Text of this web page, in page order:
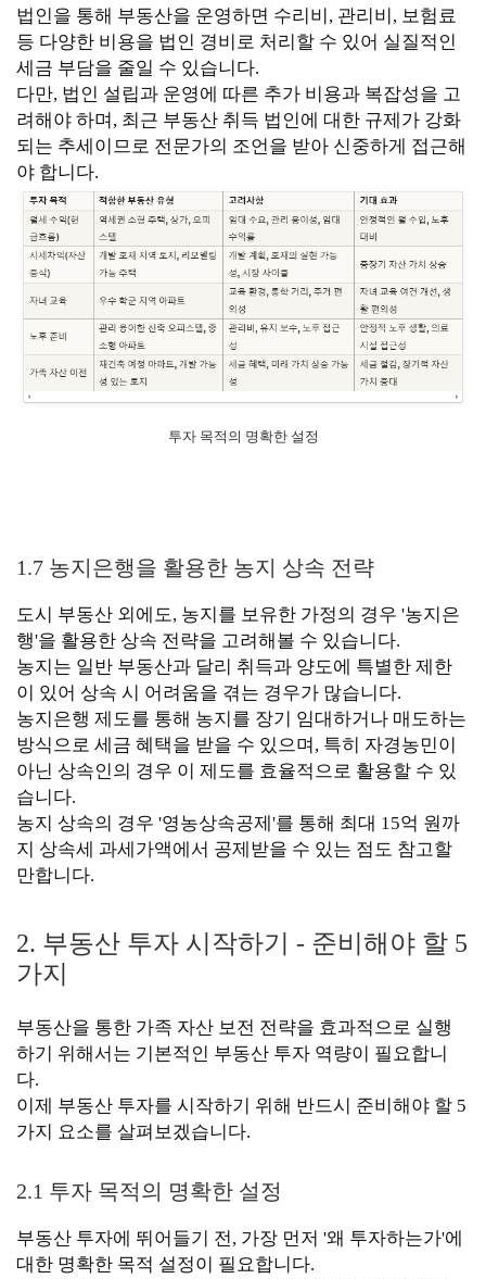
법인을 통해 부동산을 운영하면 수리비, 관리비, 보험료
등 다양한 비용을 법인 경비로 처리할 수 있어 실질적인
세금 부담을 줄일 수 있습니다.
다만, 법인 설립과 운영에 따른 추가 비용과 복잡성을 고
려해야 하며, 최근 부동산 취득 법인에 대한 규제가 강화
되는 추세이므로 전문가의 조언을 받아 신중하게 접근해
야 합니다.
투자 목적의 명확한 설정
1.7 농지은행을 활용한 농지 상속 전략
도시 부동산 외에도, 농지를 보유한 가정의 경우 '농지은
행'을 활용한 상속 전략을 고려해볼 수 있습니다.
농지는 일반 부동산과 달리 취득과 양도에 특별한 제한
이 있어 상속 시 어려움을 겪는 경우가 많습니다.
농지은행 제도를 통해 농지를 장기 임대하거나 매도하는
방식으로 세금 혜택을 받을 수 있으며, 특히 자경농민이
아닌 상속인의 경우 이 제도를 효율적으로 활용할 수 있
습니다.
농지 상속의 경우 '영농상속공제'를 통해 최대 15억 원까
지 상속세 과세가액에서 공제받을 수 있는 점도 참고할
만합니다.
2. 부동산 투자 시작하기 - 준비해야 할 5
가지
부동산을 통한 가족 자산 보전 전략을 효과적으로 실행
하기 위해서는 기본적인 부동산 투자 역량이 필요합니
다.
이제 부동산 투자를 시작하기 위해 반드시 준비해야 할 5
가지 요소를 살펴보겠습니다.
2.1 투자 목적의 명확한 설정
부동산 투자에 뛰어들기 전, 가장 먼저 '왜 투자하는가'에
대한 명확한 목적 설정이 필요합니다.